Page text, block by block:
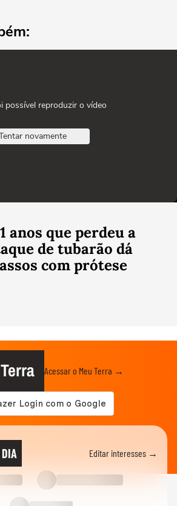
possível reproduzir o vídeo
novamente
anos que perdeu a
de tubarão dá
com prótese
Acessar o Meu Terra →
Editar interesses →